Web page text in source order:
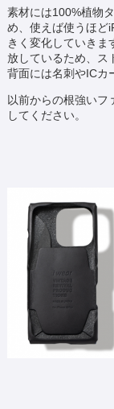
素材には100%植物
め、使えば使うほど
きく変化していきま
放しているため、ス
背面には名刺やICカ
以前からの根強いフ
してください。